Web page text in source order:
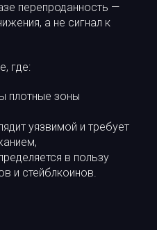
перепроданность —
а не сигнал к
где:
плотные зоны
уязвимой и требует
в пользу
и стейблкоинов.